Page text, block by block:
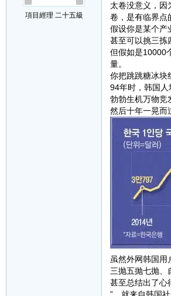
項目經理 二十五級
太卷没意义，因
卷，是有临界点
假设你是某个产
甚至可以挑三拣
但假如是10000
量。
你把跳跳糖冰块
94年时，韩国人
勃勃生机万物竞
然后十年一晃而
虽然外网韩国用
三抛五抛七抛、
甚至总结出了心